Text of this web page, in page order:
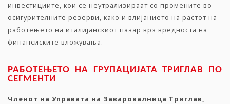
инвестициите, кои се неутрализираат со промените во
осигурителните резерви, како и влијанието на растот на
работењето на италијанскиот пазар врз вредноста на
финансиските вложувања.
РАБОТЕЊЕТО НА ГРУПАЦИЈАТА ТРИГЛАВ
ПО
СЕГМЕНТИ
Членот на Управата на Заваровалница Триглав,